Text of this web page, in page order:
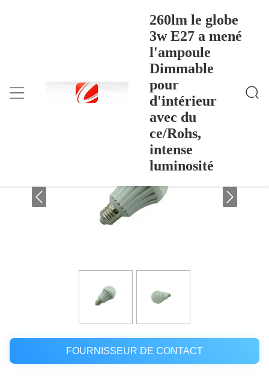
260lm le globe
3w E27 a mené
l'ampoule
Dimmable
pour
d'intérieur
avec du
ce/Rohs,
intense
luminosité
260lm Le Globe 3w E27 A Mené L'ampoule Dimmab
Le Pour D'intérieur Avec Du Ce/Rohs, Intense Lumino
260lm le globe 3w E27 a mené l'ampoule
Dimmable pour d'intérieur avec du
ce/Rohs, intense luminosité
FOURNISSEUR DE CONTACT